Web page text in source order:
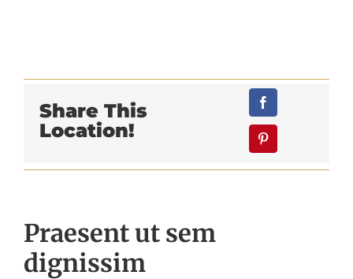
Share This
Location!
Praesent ut sem
dignissim